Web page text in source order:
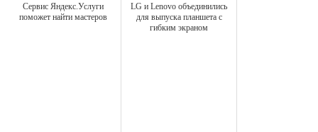
Сервис Яндекс.Услуги
поможет найти мастеров
LG и Lenovo объединились
для выпуска планшета с
гибким экраном